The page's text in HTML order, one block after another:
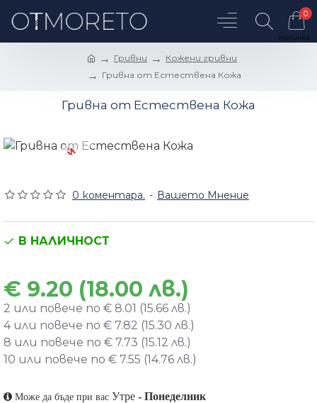
0
Гривни
Кожени гривни
Гривна от Естествена Кожа
Гривна от Естествена Кожа
УНИКАТ 1 БРОЙ0 коментара. - Вашето Мнение
€ 9.20 (18.00 лв.)
2 или повече по € 8.01 (15.66 лв.)
4 или повече по € 7.82 (15.30 лв.)
8 или повече по € 7.73 (15.12 лв.)
10 или повече по € 7.55 (14.76 лв.)
В НАЛИЧНОСТ
Може да бъде при вас Утре - Понеделник